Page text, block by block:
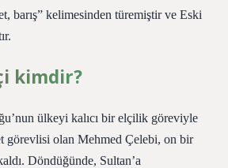
barış” kelimesinden türemiştir ve Eski
kimdir?
ülkeyi kalıcı bir elçilik göreviyle
görevlisi olan Mehmed Çelebi, on bir
Döndüğünde, Sultan’a